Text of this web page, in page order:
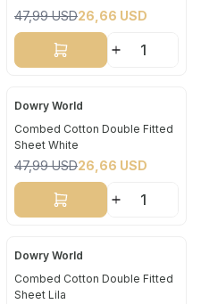
47,99USD26,66 USD
Sepete Ekle
Yeni
%44
Dowry World
Combed Cotton Double Fitted
Sheet White
47,99USD26,66 USD
Sepete Ekle
Yeni
%44
Dowry World
Combed Cotton Double Fitted
Sheet Lila